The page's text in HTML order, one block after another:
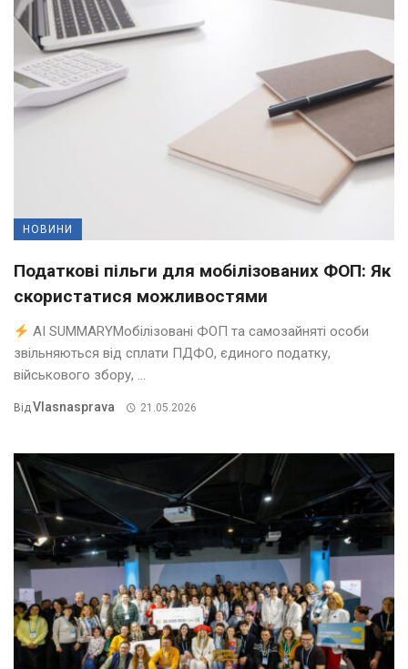
НОВИНИ
Податкові пільги для мобілізованих ФОП: Як
скористатися можливостями
AI SUMMARYМобілізовані ФОП та самозайняті особи
звільняються від сплати ПДФО, єдиного податку,
військового збору, ...
ВідVlasnasprava 21.05.2026